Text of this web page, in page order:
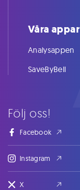
Följ oss!
Facebook
Instagram
X
Våra appar
Analysappen
SaveByBell